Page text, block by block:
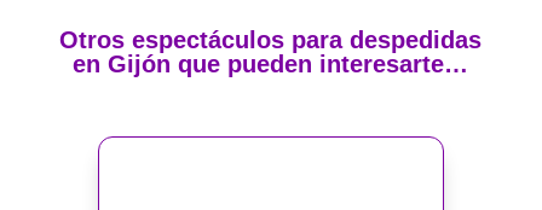
Otros espectáculos para despedidas
en Gijón que pueden interesarte…